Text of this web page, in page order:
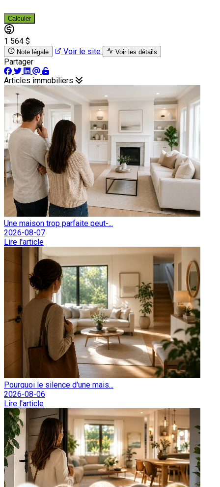
Calculer
1 564 $
Note légale Voir le site Voir les détails
Partager
Articles immobiliers
Une maison trop parfaite peut-...
2026-08-07
Lire l'article
Pourquoi le silence d'une mais...
2026-08-06
Lire l'article